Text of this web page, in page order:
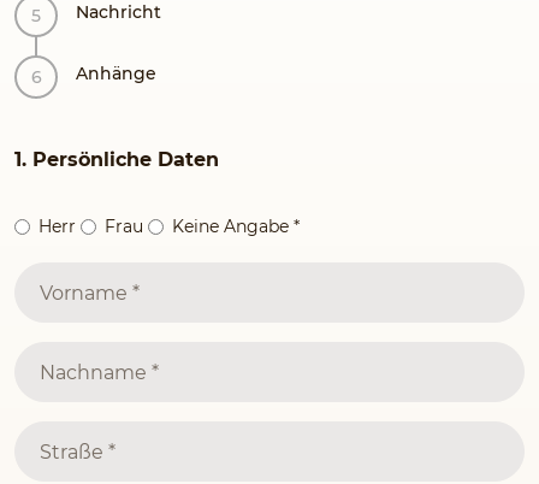
Nachricht
Anhänge
1. Persönliche Daten
Herr Frau Keine Angabe *